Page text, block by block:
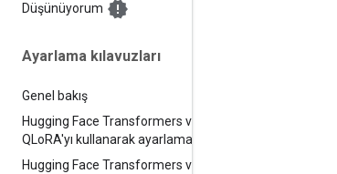
Düşünüyorum
Ayarlama kılavuzları
Genel bakış
Hugging Face Transformers ve
QLoRA'yı kullanarak ayarlama
Hugging Face Transformers ve